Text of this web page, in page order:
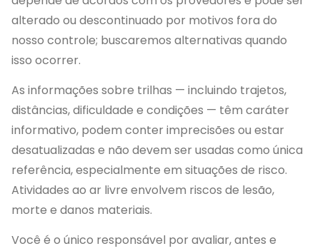
alterado ou descontinuado por motivos fora do
nosso controle; buscaremos alternativas quando
isso ocorrer.
As informações sobre trilhas — incluindo trajetos,
distâncias, dificuldade e condições — têm caráter
informativo, podem conter imprecisões ou estar
desatualizadas e não devem ser usadas como única
referência, especialmente em situações de risco.
Atividades ao ar livre envolvem riscos de lesão,
morte e danos materiais.
Você é o único responsável por avaliar, antes e